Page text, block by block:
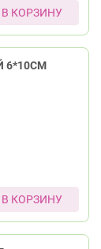
В КОРЗИНУ
6*10СМ
В КОРЗИНУ